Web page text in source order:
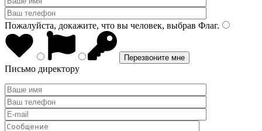
Пожалуйста, докажите, что вы человек, выбрав Флаг.
Письмо директору